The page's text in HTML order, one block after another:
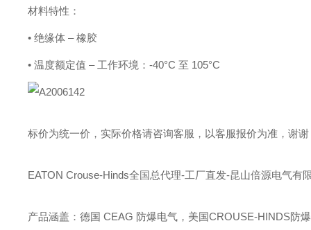
材料特性：
• 绝缘体 – 橡胶
• 温度额定值 – 工作环境：-40°C 至 105°C
标价为统一价，实际价格请咨询客服，以客服报价为准，谢谢
EATON Crouse-Hinds全国总代理-工厂直发-昆山倍源电气有
产品涵盖：德国 CEAG 防爆电气，美国CROUSE-HINDS防爆